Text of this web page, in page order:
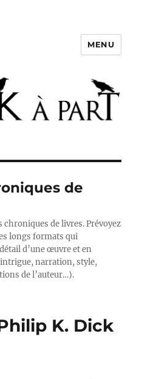
MENU
de
de livres. Prévoyez
longs formats qui
d’une œuvre et en
narration, style,
de l’auteur…).
K. Dick